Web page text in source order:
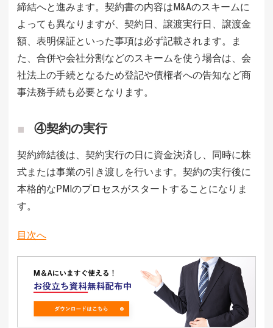
締結へと進みます。契約書の内容はM&Aのスキームに
よっても異なりますが、契約日、譲渡実行日、譲渡金
額、表明保証といった事項は必ず記載されます。ま
た、合併や会社分割などのスキームを使う場合は、会
社法上の手続となるため登記や債権者への告知など商
事法務手続も必要となります。
④契約の実行
契約締結後は、契約実行の日に資金決済し、同時に株
式または事業の引き渡しを行います。契約の実行後に
本格的なPMIのプロセスがスタートすることになりま
す。
目次へ